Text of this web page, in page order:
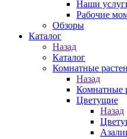
Наши
Рабочие
Обзоры
Каталог
Назад
Каталог
Комнатные
Назад
Комнатные
Цветущие
Назад